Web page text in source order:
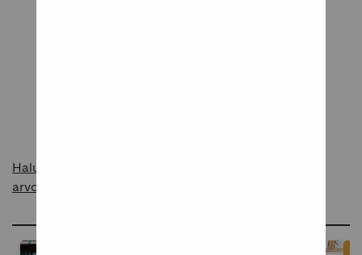
Haluatko raportoida asiattomasta sisällöstä
arvosteluissa?